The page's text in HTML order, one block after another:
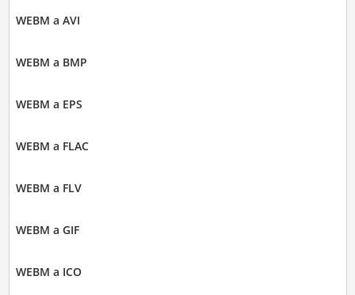
WEBM a AVI
WEBM a BMP
WEBM a EPS
WEBM a FLAC
WEBM a FLV
WEBM a GIF
WEBM a ICO